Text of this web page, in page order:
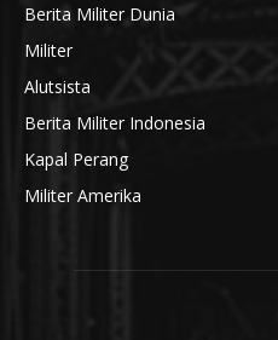
Berita Militer Dunia
Militer
Alutsista
Berita Militer Indonesia
Kapal Perang
Militer Amerika